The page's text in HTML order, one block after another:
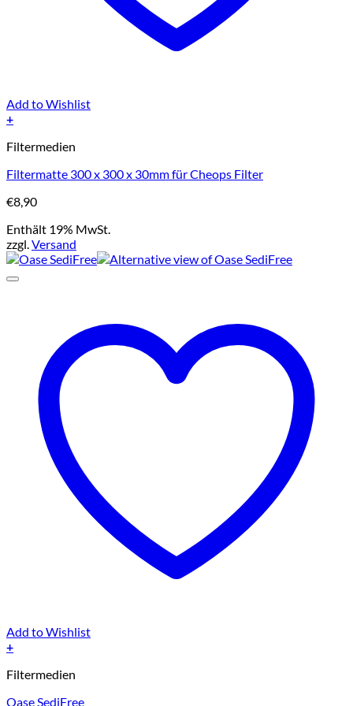
Add to Wishlist
+
Filtermedien
Filtermatte 300 x 300 x 30mm für Cheops Filter
€8,90
Enthält 19% MwSt.
zzgl.Versand
Add to Wishlist
+
Produkt
Filtermedien
Oase SediFree